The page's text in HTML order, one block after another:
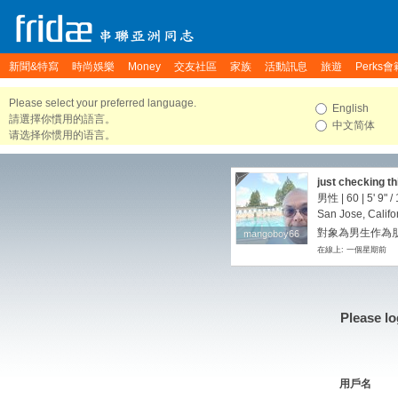
新聞&特寫 時尚娛樂 Money 交友社區 家族 活動訊息 旅遊 Perks會
Please select your preferred language.
請選擇你慣用的語言。
请选择你惯用的语言。
English
中文简体
mangoboy66
mangoboy66
just checking
男性 | 60 | 5' 9" /
San Jose,
對象為男生作為
在線上: 一個星期前
Please
用戶名